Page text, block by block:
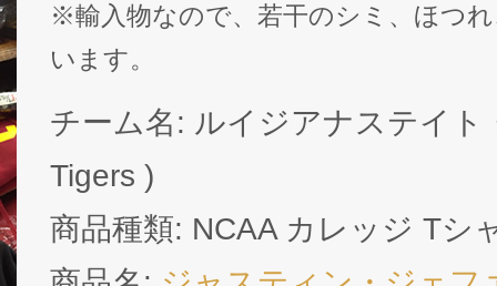
※輸入物なので、若干のシミ、ほつ
います。
チーム名: ルイジアナステイト
Tigers )
商品種類: NCAA カレッジ Tシ